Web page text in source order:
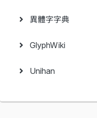
異體字字典
GlyphWiki
Unihan